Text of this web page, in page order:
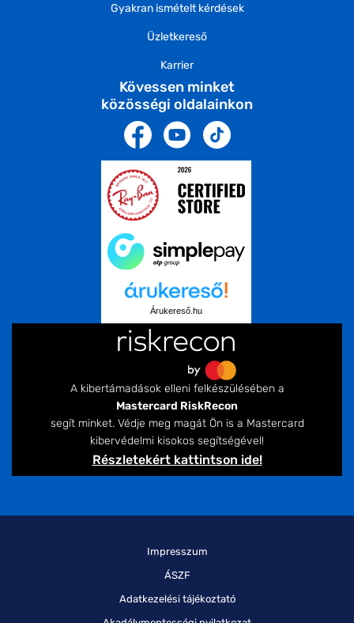
Gyakran ismételt kérdések
Üzletkereső
Karrier
Kövessen minket
közösségi oldalainkon
Árukereső.hu
A kibertámadások elleni felkészülésében a
Mastercard RiskRecon
segít minket. Védje meg magát Ön is a Mastercard
kibervédelmi kisokos segítségével!
Részletekért kattintson ide!
Impresszum
ÁSZF
Adatkezelési tájékoztató